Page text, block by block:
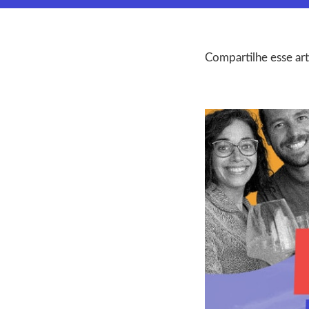
Compartilhe esse